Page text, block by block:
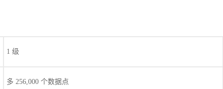
1 级
多 256,000 个数据点